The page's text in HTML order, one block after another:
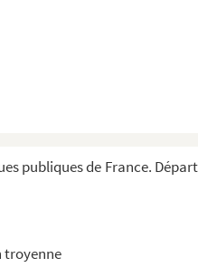
publiques de France.
troyenne
mère abbesse de Port R...